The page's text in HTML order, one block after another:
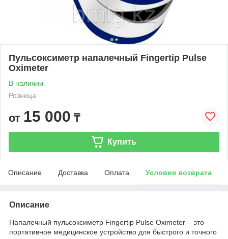
Пульсоксиметр напалечный Fingertip Pulse
Oximeter
В наличии
Розница
от 15 000 ₸
Купить
Описание Доставка Оплата Условия возврата
Описание
Напалечный пульсоксиметр Fingertip Pulse Oximeter – это
портативное медицинское устройство для быстрого и точного